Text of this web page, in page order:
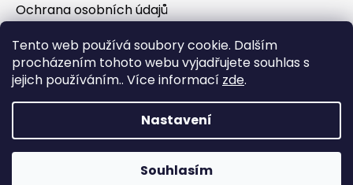
Tento web používá soubory cookie. Dalším
procházením tohoto webu vyjadřujete souhlas s
jejich používáním.. Více informací zde.
Nastavení
Souhlasím
Ochrana osobních údajů
Facebook
Vytvořil Shoptet
Jezírka Kezoj